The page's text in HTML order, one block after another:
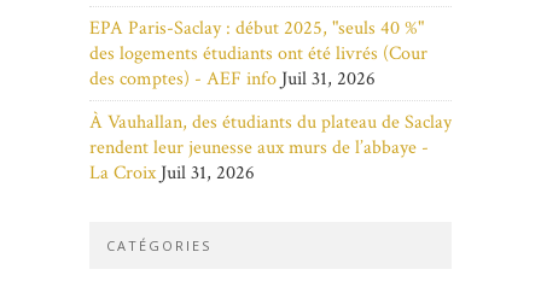
EPA Paris-Saclay : début 2025, "seuls 40 %"
des logements étudiants ont été livrés (Cour
des comptes) - AEF info Juil 31, 2026
À Vauhallan, des étudiants du plateau de Saclay
rendent leur jeunesse aux murs de l’abbaye -
La Croix Juil 31, 2026
CATÉGORIES